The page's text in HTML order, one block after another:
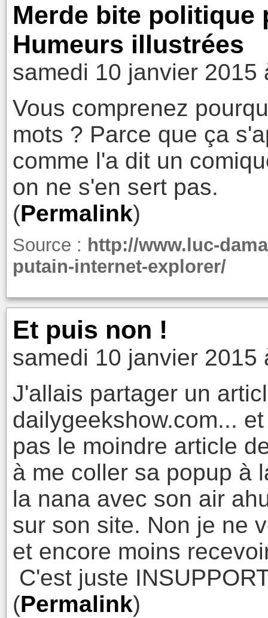
Merde bite politique
Humeurs illustrées
samedi 10 janvier 2015
Vous comprenez
mots ? Parce que ça
comme l'a dit un
on ne s'en sert pas.
(Permalink)
Source : http://www.luc-
putain-internet-explorer/
Et puis non !
samedi 10 janvier 2015
J'allais partager un
dailygeekshow.com...
pas le moindre article
à me coller sa popup à
la nana avec son air
sur son site. Non je ne
et encore moins
C'est juste
(Permalink)